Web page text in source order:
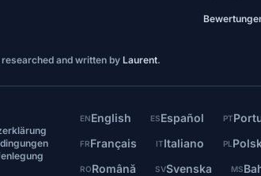
and written by Laurent.
ENEnglish ESEspañol PT
FRFrançais ITItaliano PL
RORomână SVSvenska MS